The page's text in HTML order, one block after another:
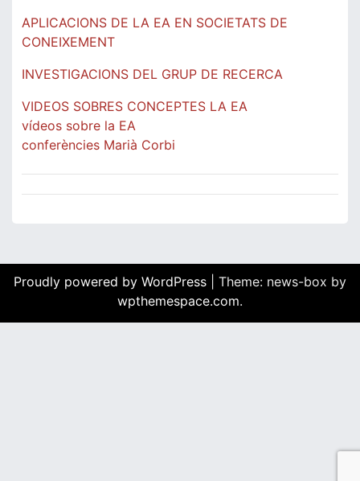
APLICACIONS DE LA EA EN SOCIETATS DE
CONEIXEMENT
INVESTIGACIONS DEL GRUP DE RECERCA
VIDEOS SOBRES CONCEPTES LA EA
vídeos sobre la EA
conferències Marià Corbi
Proudly powered by WordPress
Theme: news-box by
wpthemespace.com.